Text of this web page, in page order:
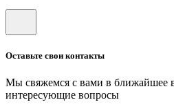
Оставьте свои контакты
Мы свяжемся с вами в ближайшее
интересующие вопросы